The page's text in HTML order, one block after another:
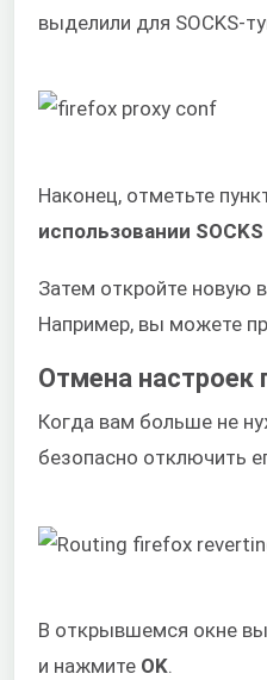
выделили для SOCKS-
Наконец, отметьте
использовании SOCKS
Затем откройте новую
Например, вы можете
Отмена настроек
Когда вам больше не
безопасно отключить
В открывшемся окне
и нажмите OK.